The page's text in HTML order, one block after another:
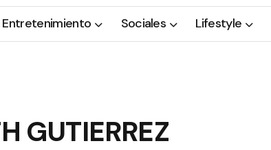
Entretenimiento Sociales Lifestyle
GUTIERREZ